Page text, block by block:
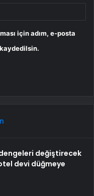
için adım, e-posta
değiştirecek
devi düğmeye